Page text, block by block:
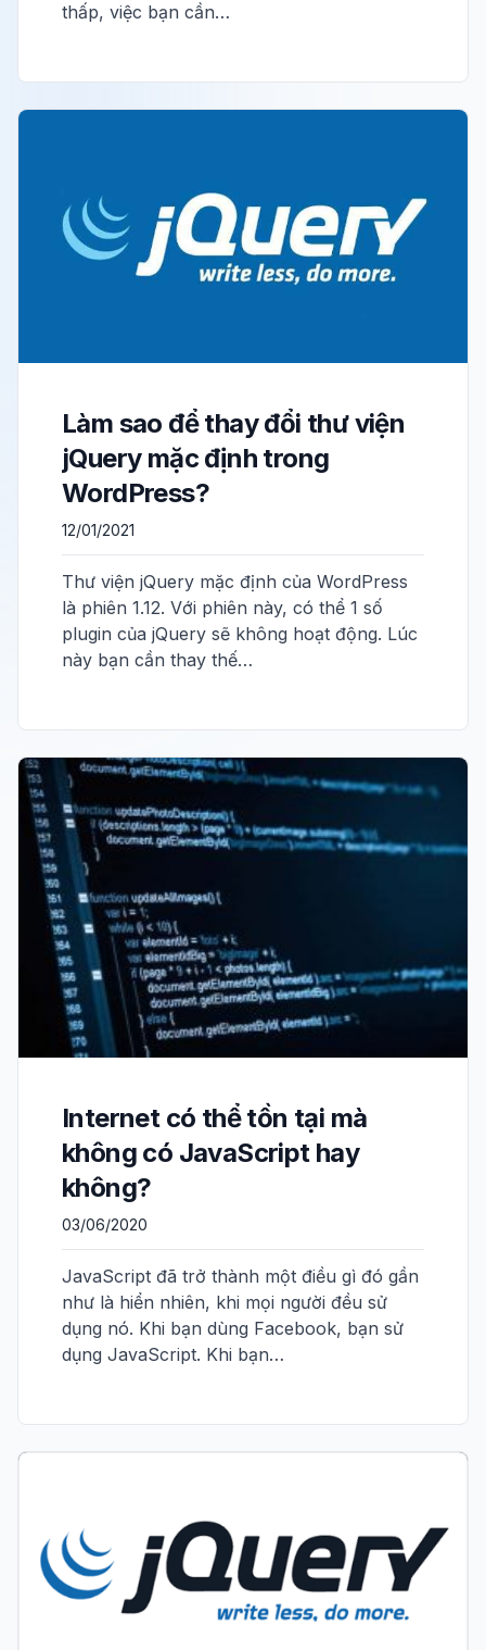
thấp, việc bạn cần…
Làm sao để thay đổi thư viện
jQuery mặc định trong
WordPress?
12/01/2021
Thư viện jQuery mặc định của WordPress
là phiên 1.12. Với phiên này, có thể 1 số
plugin của jQuery sẽ không hoạt động. Lúc
này bạn cần thay thế…
Internet có thể tồn tại mà
không có JavaScript hay
không?
03/06/2020
JavaScript đã trở thành một điều gì đó gần
như là hiển nhiên, khi mọi người đều sử
dụng nó. Khi bạn dùng Facebook, bạn sử
dụng JavaScript. Khi bạn…